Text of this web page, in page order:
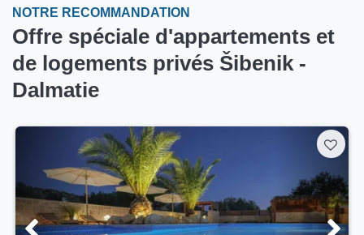
NOTRE RECOMMANDATION
Offre spéciale d'appartements et
de logements privés Šibenik -
Dalmatie